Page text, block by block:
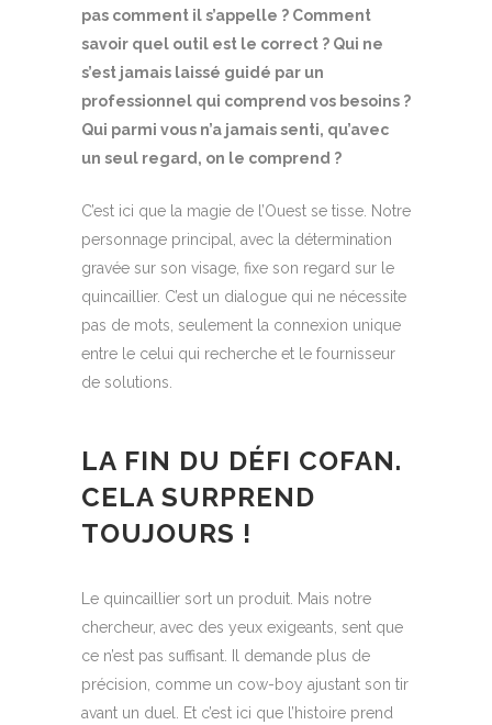
pas comment il s’appelle ? Comment
savoir quel outil est le correct ? Qui ne
s’est jamais laissé guidé par un
professionnel qui comprend vos besoins ?
Qui parmi vous n’a jamais senti, qu’avec
un seul regard, on le comprend ?
C’est ici que la magie de l’Ouest se tisse. Notre
personnage principal, avec la détermination
gravée sur son visage, fixe son regard sur le
quincaillier. C’est un dialogue qui ne nécessite
pas de mots, seulement la connexion unique
entre le celui qui recherche et le fournisseur
de solutions.
LA FIN DU DÉFI COFAN.
CELA SURPREND
TOUJOURS !
Le quincaillier sort un produit. Mais notre
chercheur, avec des yeux exigeants, sent que
ce n’est pas suffisant. Il demande plus de
précision, comme un cow-boy ajustant son tir
avant un duel. Et c’est ici que l’histoire prend